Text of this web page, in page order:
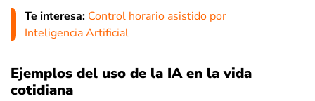
Te interesa: Control horario asistido por
Inteligencia Artificial
Ejemplos del uso de la IA en la vida
cotidiana